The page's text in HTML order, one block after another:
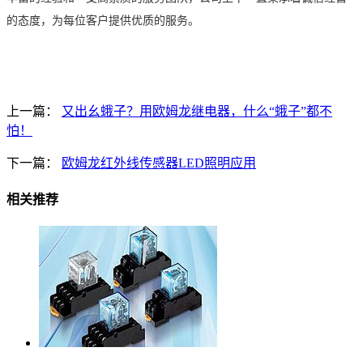
的态度，为每位客户提供优质的服务。
上一篇：
又出幺蛾子？用欧姆龙继电器，什么“蛾子”都不
怕！
下一篇： 欧姆龙红外线传感器LED照明应用
相关推荐